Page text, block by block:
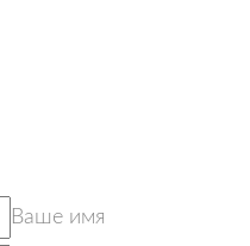
Ваше имя